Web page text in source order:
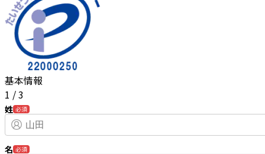
基本情報
1 /3
姓 必須
名 必須